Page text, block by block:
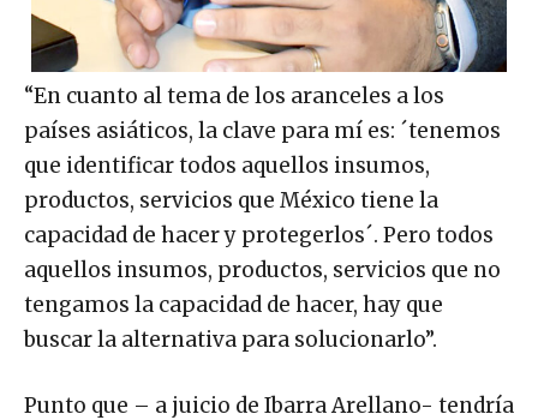
“En cuanto al tema de los aranceles a los
países asiáticos, la clave para mí es: ´tenemos
que identificar todos aquellos insumos,
productos, servicios que México tiene la
capacidad de hacer y protegerlos´. Pero todos
aquellos insumos, productos, servicios que no
tengamos la capacidad de hacer, hay que
buscar la alternativa para solucionarlo”.
Punto que – a juicio de Ibarra Arellano- tendría